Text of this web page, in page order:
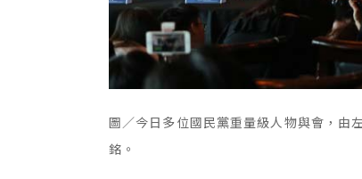
圖／今日多位國民黨重量級人物與會，由
銘。